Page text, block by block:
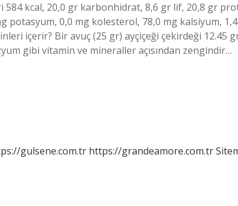
584 kcal, 20,0 gr karbonhidrat, 8,6 gr lif, 20,8 gr
potasyum, 0,0 mg kolesterol, 78,0 mg kalsiyum,
içerir? Bir avuç (25 gr) ayçiçeği çekirdeği 12.45
gibi vitamin ve mineraller açısından zengindir…
gulsene.com.tr https://grandeamore.com.tr